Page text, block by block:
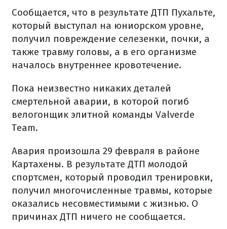
Сообщается, что в результате ДТП Пухальте,
который выступал на юниорском уровне,
получил повреждение селезенки, почки, а
также травму головы, а в его организме
началось внутреннее кровотечение.
Пока неизвестно никаких деталей
смертельной аварии, в которой погиб
велогонщик элитной команды Valverde
Team.
Авария произошла 29 февраля в районе
Картахены. В результате ДТП молодой
спортсмен, который проводил тренировки,
получил многочисленные травмы, которые
оказались несовместимыми с жизнью. О
причинах ДТП ничего не сообщается.